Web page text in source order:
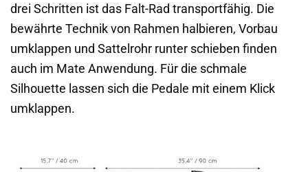
drei Schritten ist das Falt-Rad transportfähig. Die
bewährte Technik von Rahmen halbieren, Vorbau
umklappen und Sattelrohr runter schieben finden
auch im Mate Anwendung. Für die schmale
Silhouette lassen sich die Pedale mit einem Klick
umklappen.